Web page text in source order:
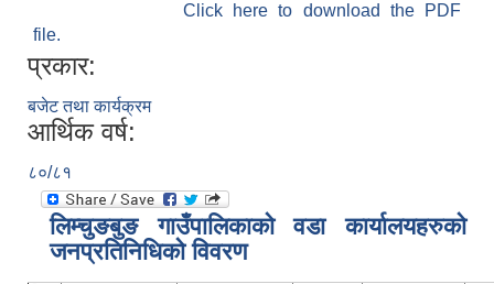
Click here to download the PDF
file.
प्रकार:
बजेट तथा कार्यक्रम
आर्थिक वर्ष:
८०/८१
लिम्चुङबुङ गाउँपालिकाकाे वडा कार्यालयहरुकाे
जनप्रतिनिधिकाे विवरण